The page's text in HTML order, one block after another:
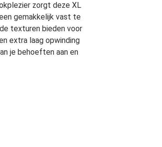
zorgt deze XL
gemakkelijk vast te
texturen bieden voor
extra laag opwinding
je behoeften aan en